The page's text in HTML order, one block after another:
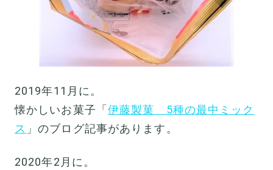
2019年11月に。
懐かしいお菓子「伊藤製菓 5種の最中ミック
ス 」のブログ記事があります。
2020年2月に。